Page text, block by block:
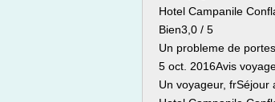
Hotel Campanile
Bien3,0 / 5
Un probleme de
5 oct. 2016Avis
Un voyageur, frSéjour